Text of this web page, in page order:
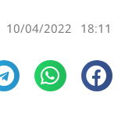
18:11
10/04/2022